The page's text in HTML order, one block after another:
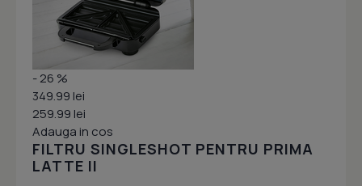
- 26 %
349.99 lei
259.99 lei
Adauga in cos
FILTRU SINGLESHOT PENTRU PRIMA
LATTE II